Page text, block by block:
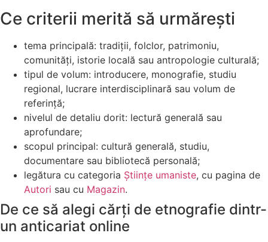
Ce criterii merită să urmărești
tema principală: tradiții, folclor, patrimoniu,
comunități, istorie locală sau antropologie culturală;
tipul de volum: introducere, monografie, studiu
regional, lucrare interdisciplinară sau volum de
referință;
nivelul de detaliu dorit: lectură generală sau
aprofundare;
scopul principal: cultură generală, studiu,
documentare sau bibliotecă personală;
legătura cu categoria Științe umaniste, cu pagina de
Autori sau cu Magazin.
De ce să alegi cărți de etnografie dintr-
un anticariat online